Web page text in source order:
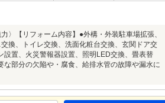
【リフォーム内容】●外構・外装駐車場拡張、
換、トイレ交換、洗面化粧台交換、玄関ドア交
置、火災警報器設置、照明LED交換、畳表替
部分の欠陥や・腐食、給排水管の故障や漏水に